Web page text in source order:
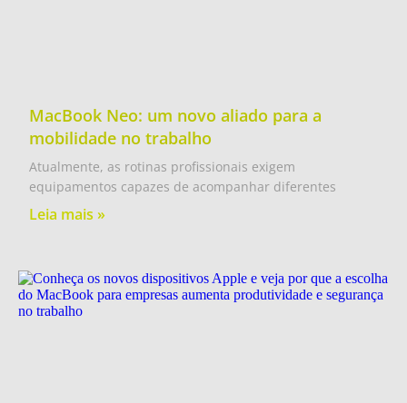
MacBook Neo: um novo aliado para a
mobilidade no trabalho
Atualmente, as rotinas profissionais exigem
equipamentos capazes de acompanhar diferentes
Leia mais »